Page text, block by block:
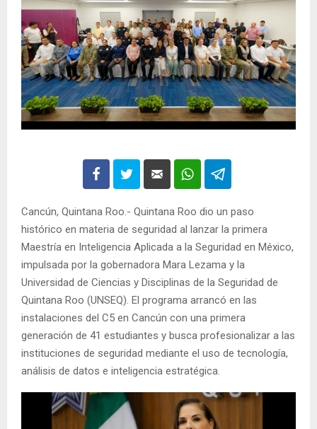
Cancún, Quintana Roo.- Quintana Roo dio un paso
histórico en materia de seguridad al lanzar la primera
Maestría en Inteligencia Aplicada a la Seguridad en México,
impulsada por la gobernadora Mara Lezama y la
Universidad de Ciencias y Disciplinas de la Seguridad de
Quintana Roo (UNSEQ). El programa arrancó en las
instalaciones del C5 en Cancún con una primera
generación de 41 estudiantes y busca profesionalizar a las
instituciones de seguridad mediante el uso de tecnología,
análisis de datos e inteligencia estratégica.